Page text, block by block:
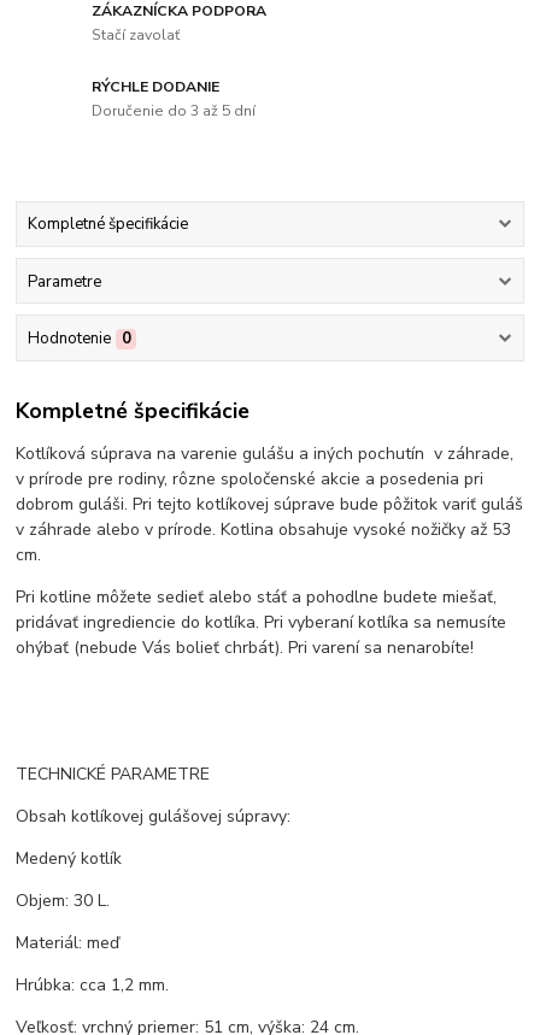
ZÁKAZNÍCKA PODPORA
Stačí zavolať
RÝCHLE DODANIE
Doručenie do 3 až 5 dní
Kompletné špecifikácie
Parametre
Hodnotenie 0
Kompletné špecifikácie
Kotlíková súprava na varenie gulášu a iných pochutín v záhrade,
v prírode pre rodiny, rôzne spoločenské akcie a posedenia pri
dobrom guláši. Pri tejto kotlíkovej súprave bude pôžitok variť guláš
v záhrade alebo v prírode. Kotlina obsahuje vysoké nožičky až 53
cm.
Pri kotline môžete sedieť alebo stáť a pohodlne budete miešať,
pridávať ingrediencie do kotlíka. Pri vyberaní kotlíka sa nemusíte
ohýbať (nebude Vás bolieť chrbát). Pri varení sa nenarobíte!
TECHNICKÉ PARAMETRE
Obsah kotlíkovej gulášovej súpravy:
Medený kotlík
Objem: 30 L.
Materiál: meď
Hrúbka: cca 1,2 mm.
Veľkosť: vrchný priemer: 51 cm, výška: 24 cm.